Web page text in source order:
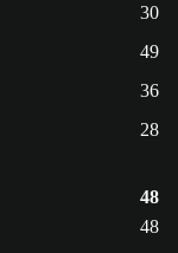
30
49
36
28
48
48